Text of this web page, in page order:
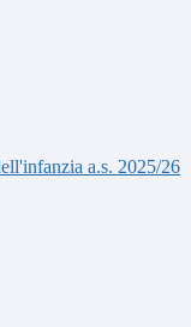
a.s. 2025/26